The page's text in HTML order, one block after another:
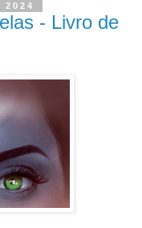
- Livro de